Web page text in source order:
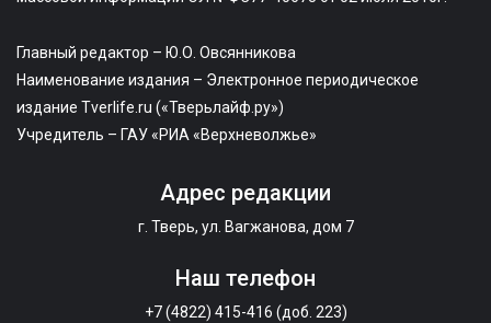
Главный редактор – Ю.О. Овсянникова
Наименование издания – Электронное периодическое
издание Tverlife.ru («Тверьлайф.ру»)
Учредитель – ГАУ «РИА «Верхневолжье»
Адрес редакции
г. Тверь, ул. Вагжанова, дом 7
Наш телефон
+7 (4822) 415-416 (доб. 223)